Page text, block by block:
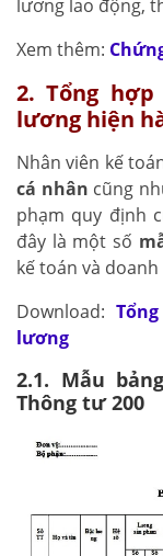
lương lao động,
Xem thêm:
2. Tổng
lương hiện
Nhân viên kế
cá nhân cũng
phạm quy định
đây là một số
kế toán và
Download:
lương
2.1. Mẫu
Thông tư 200